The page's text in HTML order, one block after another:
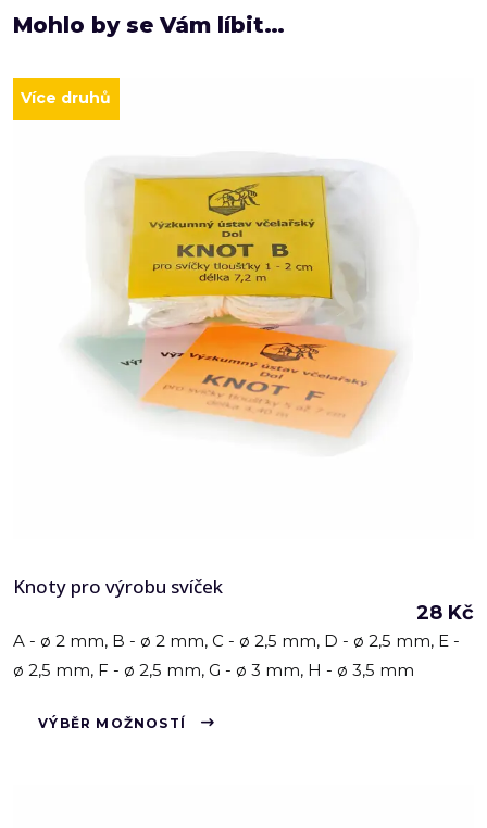
Mohlo by se Vám líbit…
Více druhů
Knoty pro výrobu svíček
28 Kč
A - ø 2 mm, B - ø 2 mm, C - ø 2,5 mm, D - ø 2,5 mm, E -
ø 2,5 mm, F - ø 2,5 mm, G - ø 3 mm, H - ø 3,5 mm
VÝBĚR MOŽNOSTÍ